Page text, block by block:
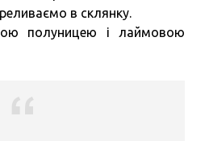
в склянку.
полуницею і лаймовою